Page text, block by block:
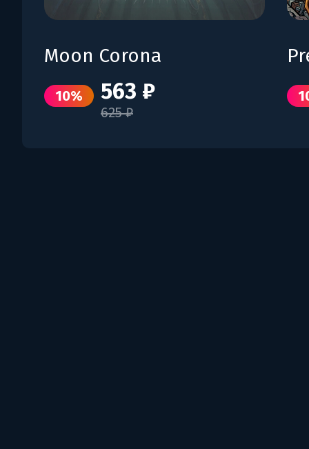
Moon Corona
10% 563 ₽
625 ₽